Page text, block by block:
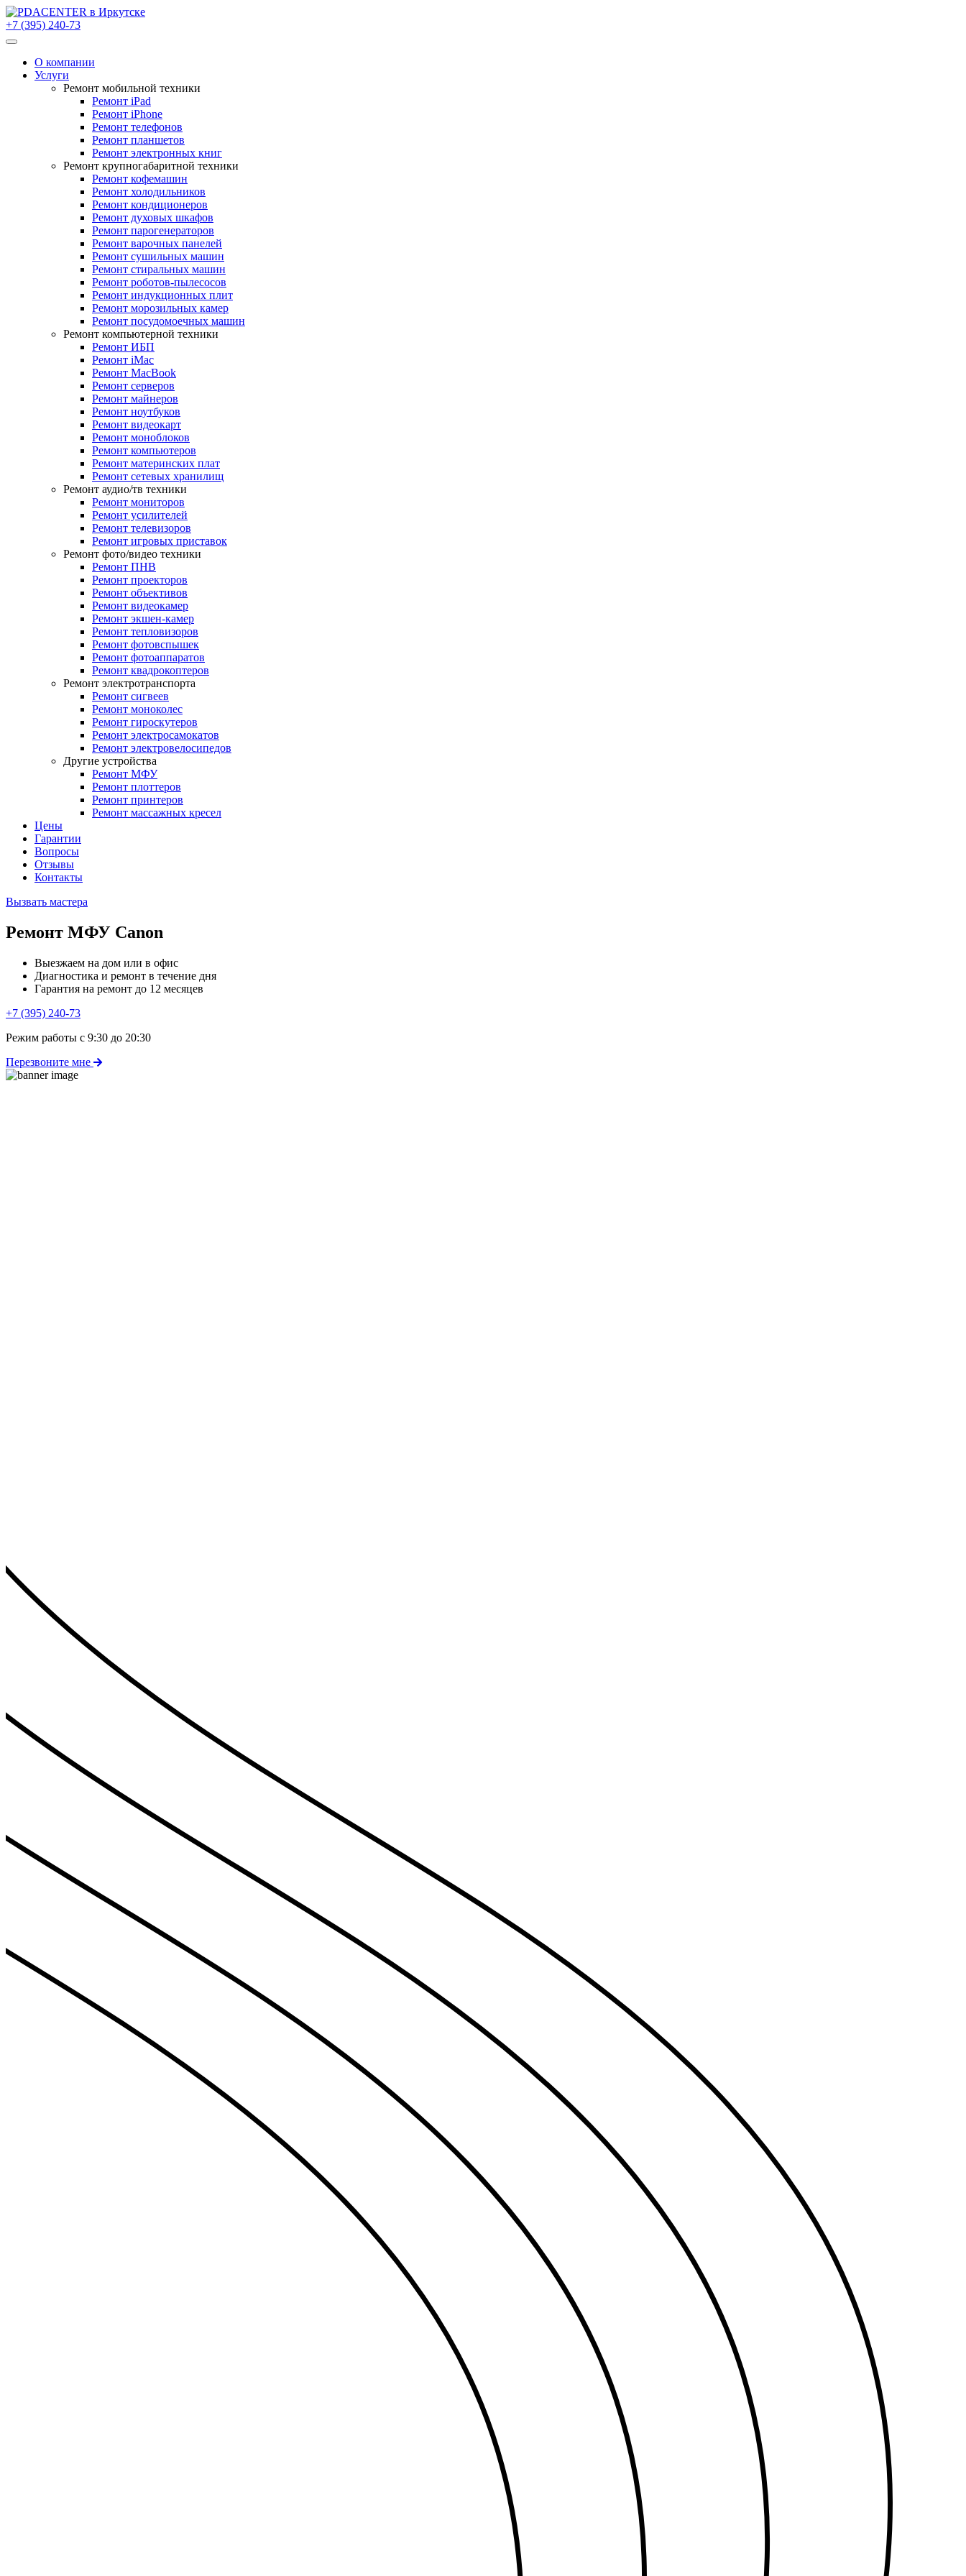
+7 (395) 240-73
О компании
Услуги
Ремонт мобильной техники
Ремонт iPad
Ремонт iPhone
Ремонт телефонов
Ремонт планшетов
Ремонт электронных книг
Ремонт крупногабаритной техники
Ремонт кофемашин
Ремонт холодильников
Ремонт кондиционеров
Ремонт духовых шкафов
Ремонт парогенераторов
Ремонт варочных панелей
Ремонт сушильных машин
Ремонт стиральных машин
Ремонт роботов-пылесосов
Ремонт индукционных плит
Ремонт морозильных камер
Ремонт посудомоечных машин
Ремонт компьютерной техники
Ремонт ИБП
Ремонт iMac
Ремонт MacBook
Ремонт серверов
Ремонт майнеров
Ремонт ноутбуков
Ремонт видеокарт
Ремонт моноблоков
Ремонт компьютеров
Ремонт материнских плат
Ремонт сетевых хранилищ
Ремонт аудио/тв техники
Ремонт мониторов
Ремонт усилителей
Ремонт телевизоров
Ремонт игровых приставок
Ремонт фото/видео техники
Ремонт ПНВ
Ремонт проекторов
Ремонт объективов
Ремонт видеокамер
Ремонт экшен-камер
Ремонт тепловизоров
Ремонт фотовспышек
Ремонт фотоаппаратов
Ремонт квадрокоптеров
Ремонт электротранспорта
Ремонт сигвеев
Ремонт моноколес
Ремонт гироскутеров
Ремонт электросамокатов
Ремонт электровелосипедов
Другие устройства
Ремонт МФУ
Ремонт плоттеров
Ремонт принтеров
Ремонт массажных кресел
Цены
Гарантии
Вопросы
Отзывы
Контакты
Вызвать мастера
Ремонт МФУ Canon
Выезжаем на дом или в офис
Диагностика и ремонт в течение дня
Гарантия на ремонт до 12 месяцев
+7 (395) 240-73
Режим работы с 9:30 до 20:30
Перезвоните мне